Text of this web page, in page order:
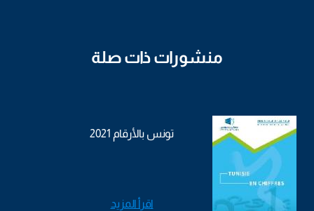
منشورات ذات صلة
تونس بالأرقام 2021
اقرأ المزيد